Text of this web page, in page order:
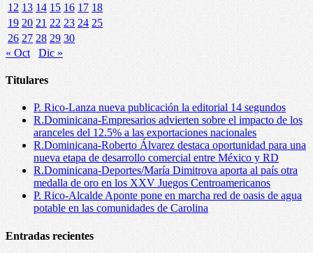
12 13 14 15 16 17 18
19 20 21 22 23 24 25
26 27 28 29 30
« Oct
Dic »
Titulares
P. Rico-Lanza nueva publicación la editorial 14 segundos
R.Dominicana-Empresarios advierten sobre el impacto de los
aranceles del 12.5% a las exportaciones nacionales
R.Dominicana-Roberto Álvarez destaca oportunidad para una
nueva etapa de desarrollo comercial entre México y RD
R.Dominicana-Deportes/María Dimitrova aporta al país otra
medalla de oro en los XXV Juegos Centroamericanos
P. Rico-Alcalde Aponte pone en marcha red de oasis de agua
potable en las comunidades de Carolina
Entradas recientes